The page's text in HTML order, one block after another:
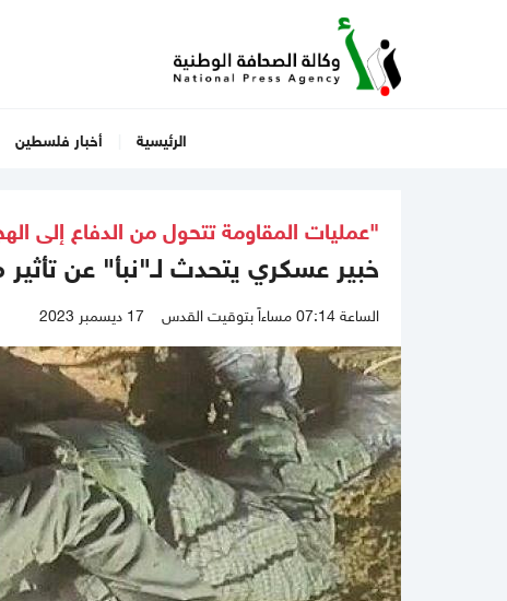
الرئيسية أخبار فلسطين
"عمليات المقاومة تتحول من الدفاع إلى
خبير عسكري يتحدث لـ"نبأ" عن
الساعة 07:14 مساءاً بتوقيت القدس 17 ديسمبر 2023